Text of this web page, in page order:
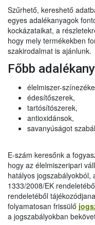
Szűrhető, kereshető
egyes adalékanyagok
kockázataikat, a
hogy mely termékekben
szakirodalmat is ajánlunk.
Főbb
élelmiszer-
édesítőszerek,
tartósítószerek,
antioxidánsok,
savanyúságot
E-szám keresőnk a
hogy az élelmiszeripari
hatályos jogszabályokból,
1333/2008/EK
rendeletéből
folyamatosan frissülő
a jogszabályokban